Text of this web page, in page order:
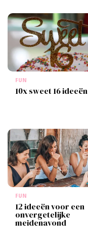
FUN
10x sweet 16 ideeën
FUN
12 ideeën voor een
onvergetelijke
meidenavond